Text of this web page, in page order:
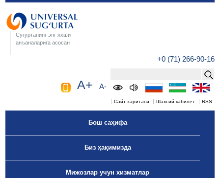
Суғуртанинг энг яхши
анъаналарига асосан
+0 (71) 266-90-16
A+ A-
Сайт харитаси Шахсий кабинет RSS
Бош саҳифа
Биз ҳақимизда
Мижозлар учун хизматлар